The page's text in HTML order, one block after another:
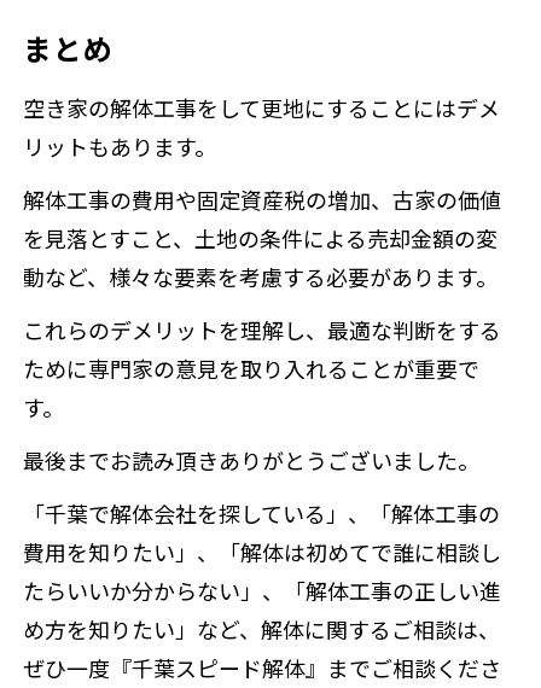
まとめ
空き家の解体工事をして更地にすることにはデメ
リットもあります。
解体工事の費用や固定資産税の増加、古家の価値
を見落とすこと、土地の条件による売却金額の変
動など、様々な要素を考慮する必要があります。
これらのデメリットを理解し、最適な判断をする
ために専門家の意見を取り入れることが重要で
す。
最後までお読み頂きありがとうございました。
「千葉で解体会社を探している」、「解体工事の
費用を知りたい」、「解体は初めてで誰に相談し
たらいいか分からない」、「解体工事の正しい進
め方を知りたい」など、解体に関するご相談は、
ぜひ一度『千葉スピード解体』までご相談くださ